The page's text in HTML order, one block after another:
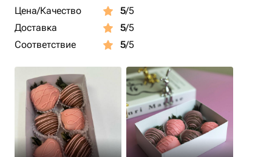
Цена/Качество
5/5
Доставка
5/5
Соответствие
5/5